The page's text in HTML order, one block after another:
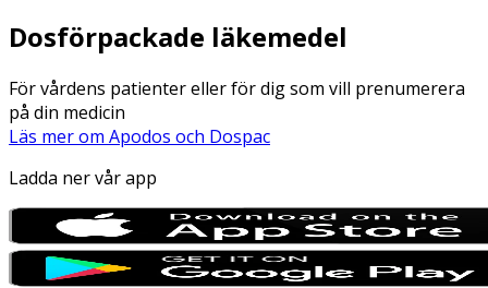
Dosförpackade läkemedel
För vårdens patienter eller för dig som vill prenumerera
på din medicin
Läs mer om Apodos och Dospac
Ladda ner vår app